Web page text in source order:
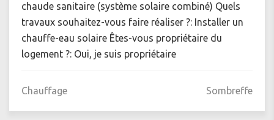
chaude sanitaire (système solaire combiné) Quels
travaux souhaitez-vous faire réaliser ?: Installer un
chauffe-eau solaire Êtes-vous propriétaire du
logement ?: Oui, je suis propriétaire
Chauffage Sombreffe